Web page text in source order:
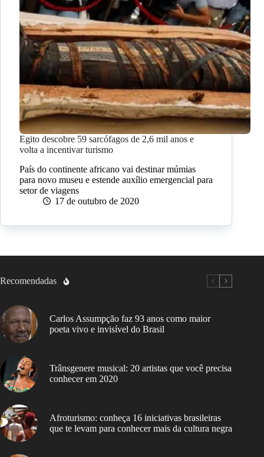
Egito descobre 59 sarcófagos de 2,6 mil anos e
volta a incentivar turismo
País do continente africano vai destinar múmias
para novo museu e estende auxílio emergencial para
setor de viagens
17 de outubro de 2020
Recomendadas
Carlos Assumpção faz 93 anos como maior
poeta vivo e invisível do Brasil
Trânsgenere musical: 20 artistas que você precisa
conhecer em 2020
Afroturismo: conheça 16 iniciativas brasileiras
que te levam para conhecer mais da cultura negra